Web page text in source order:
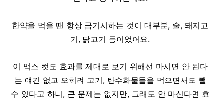
한약을 먹을 땐 항상 금기시하는 것이 대부분, 술, 돼지고
기, 닭고기 등이었어요.
이 맥스 컷도 효과를 제대로 보기 위해선 마시면 안 된다
는 얘긴 없고 오히려 고기, 탄수화물들을 먹으면서도 뺄
수 있다고 하니, 큰 문제는 없지만, 그래도 안 마신다면 효